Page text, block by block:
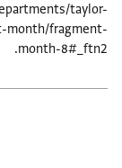
taylor-
month/fragment-
month-8#_ftn2.